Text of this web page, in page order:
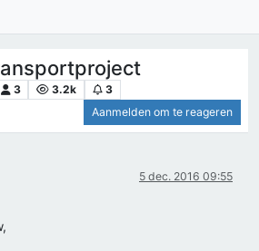
3 3.2k
3
Aanmelden om te reageren
5 dec. 2016 09:55